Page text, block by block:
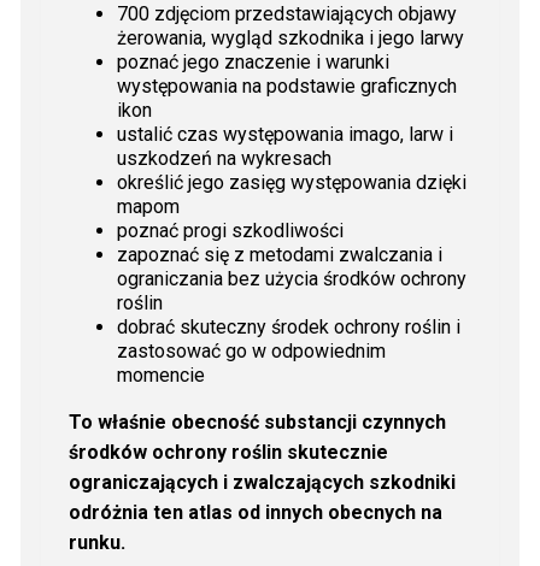
700 zdjęciom przedstawiających objawy
żerowania, wygląd szkodnika i jego larwy
poznać jego znaczenie i warunki
występowania na podstawie graficznych
ikon
ustalić czas występowania imago, larw i
uszkodzeń na wykresach
określić jego zasięg występowania dzięki
mapom
poznać progi szkodliwości
zapoznać się z metodami zwalczania i
ograniczania bez użycia środków ochrony
roślin
dobrać skuteczny środek ochrony roślin i
zastosować go w odpowiednim
momencie
To właśnie obecność substancji czynnych
środków ochrony roślin skutecznie
ograniczających i zwalczających szkodniki
odróżnia ten atlas od innych obecnych na
runku.